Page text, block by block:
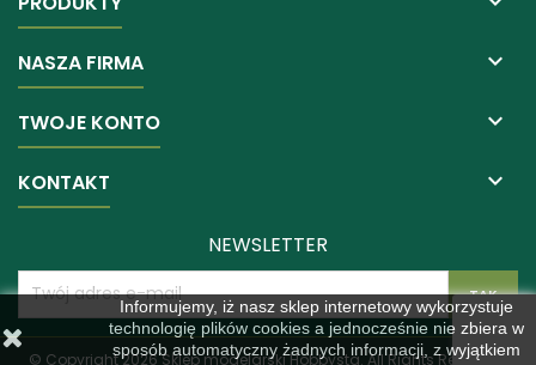
NASZA FIRMA 
TWOJE KONTO 
KONTAKT 
Informujemy, iż nasz sklep internetowy wykorzystuje
technologię plików cookies a jednocześnie nie zbiera w
sposób automatyczny żadnych informacji, z wyjątkiem
NEWSLETTER
© Copyright 2026 Sklep modelarski Hobbysta. All Rights Reserved.